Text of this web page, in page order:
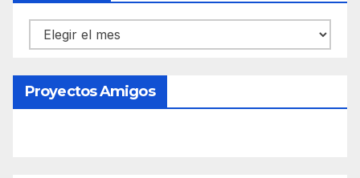
Contenido
Proyectos Amigos